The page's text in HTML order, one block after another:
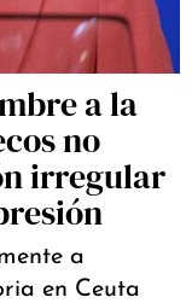
a la
no
irregular
a
en Ceuta